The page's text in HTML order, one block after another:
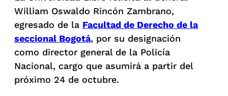
William Oswaldo Rincón Zambrano,
egresado de la Facultad de Derecho de la
seccional Bogotá, por su designación
como director general de la Policía
Nacional, cargo que asumirá a partir del
próximo 24 de octubre.